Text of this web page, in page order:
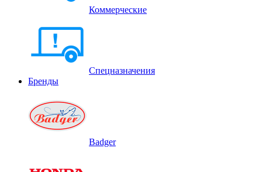
Коммерческие
Спецназначения
Бренды
Badger